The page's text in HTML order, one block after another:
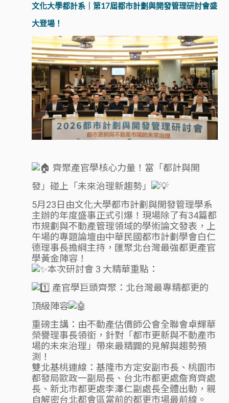
文化大學都計系｜第17屆都市計劃與開發管理研討會盛
大登場！
齊聚產官學核心力量！當「都計與開
發」碰上「未來治理新趨勢」
5月23日由文化大學都市計劃與開發管理學系
主辦的年度盛事正式引爆！現場除了有34篇都
市規劃與不動產管理領域的學術論文發表，上
午場的專題論壇由中華民國都市計劃學會白仁
德理事長擔綱主持，匯聚北台灣最強都更產官
學黃金陣容！
本次研討會 3 大精華重點：
產官學巨頭齊聚：北台灣最專精都更的
頂級陣容
重磅主講：由不動產估價師公會全聯會卓輝華
榮譽理事長領銜，針對「都市更新與不動產市
場的未來治理」帶來最精闢的見解與趨勢預
測！
雙北基桃連線：基隆市方定安副市長、桃園市
都發局歐政一副局長、台北市都更處詹育齊處
長、新北市都更處李澤仁副處長全體出動，親
自解密台北都會區當前的都更市場最前線。